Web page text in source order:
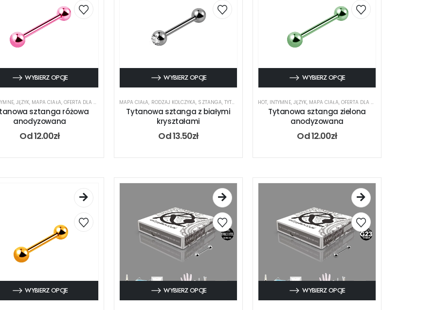
WYBIERZ OPCJE
, JĘZYK, MAPA CIAŁA, OFERTA DLA PIERCERA RODZAJ KOLCZYKA,SZTANGA,TYTAN,UCHO
sztanga różowa
anodyzowana
Od12.00zł
WYBIERZ OPCJE
MAPA CIAŁA, RODZAJ KOLCZYKA, SZTANGA, TYTAN
Tytanowa sztanga z białymi
kryształami
Od13.50zł
WYBIERZ OPCJE
HOT, INTYMNE, JĘZYK, MAPA CIAŁA, OFERTA DLA PIERCERA
Tytanowa sztanga zielona
anodyzowana
Od12.00zł
WYBIERZ OPCJE WYBIERZ OPCJE WYBIERZ OPCJE